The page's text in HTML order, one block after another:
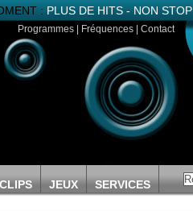
: PLUS DE HITS - NON STOP
Programmes Fréquences Contact
CLIPS JEUX SERVICES